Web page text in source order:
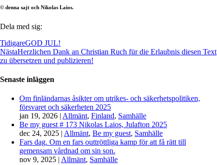
© denna sajt och Nikolas Laios.
Dela med sig:
TidigareGOD JUL!
NästaHerzlichen Dank an Christian Ruch für die Erlaubnis diesen Text
zu übersetzen und publizieren!
Senaste inläggen
Om finländarnas åsikter om utrikes- och säkerhetspolitiken,
försvaret och säkerheten 2025
jan 19, 2026 | Allmänt, Finland, Samhälle
Be my guest # 173 Nikolas Laios, Julafton 2025
dec 24, 2025 | Allmänt, Be my guest, Samhälle
Fars dag. Om en fars outtröttliga kamp för att få rätt till
gemensam vårdnad om sin son.
nov 9, 2025 | Allmänt, Samhälle